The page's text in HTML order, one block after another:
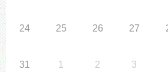
24 25 26 27
31 1 2 3